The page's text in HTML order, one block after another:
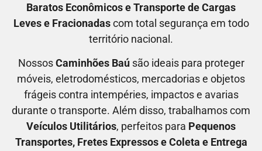
Baratos Econômicose Transporte de Cargas
Leves e Fracionadascom total segurança em todo
território nacional.
NossosCaminhões Baúsão ideais para proteger
móveis, eletrodomésticos, mercadorias e objetos
frágeis contra intempéries, impactos e avarias
durante o transporte. Além disso, trabalhamos com
Veículos Utilitários, perfeitos para Pequenos
Transportes, Fretes Expressose Coleta e Entrega